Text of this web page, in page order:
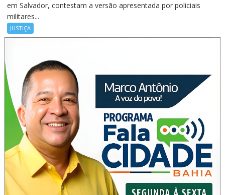
em Salvador, contestam a versão apresentada por policiais
militares...
JUSTIÇA